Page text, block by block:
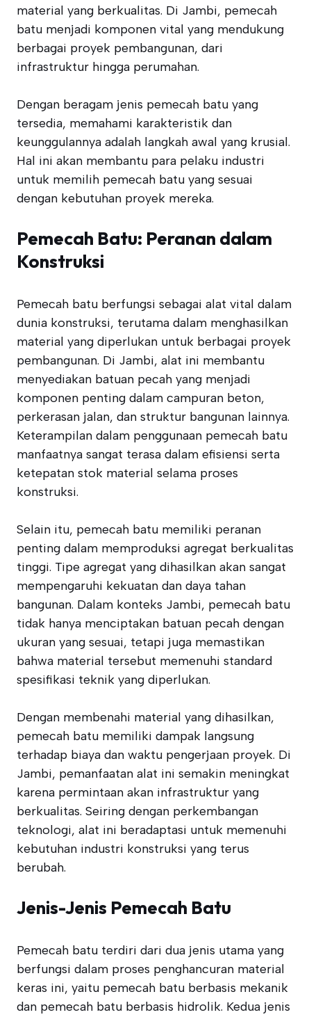
material yang berkualitas. Di Jambi, pemecah
batu menjadi komponen vital yang mendukung
berbagai proyek pembangunan, dari
infrastruktur hingga perumahan.
Dengan beragam jenis pemecah batu yang
tersedia, memahami karakteristik dan
keunggulannya adalah langkah awal yang krusial.
Hal ini akan membantu para pelaku industri
untuk memilih pemecah batu yang sesuai
dengan kebutuhan proyek mereka.
Pemecah Batu: Peranan dalam
Konstruksi
Pemecah batu berfungsi sebagai alat vital dalam
dunia konstruksi, terutama dalam menghasilkan
material yang diperlukan untuk berbagai proyek
pembangunan. Di Jambi, alat ini membantu
menyediakan batuan pecah yang menjadi
komponen penting dalam campuran beton,
perkerasan jalan, dan struktur bangunan lainnya.
Keterampilan dalam penggunaan pemecah batu
manfaatnya sangat terasa dalam efisiensi serta
ketepatan stok material selama proses
konstruksi.
Selain itu, pemecah batu memiliki peranan
penting dalam memproduksi agregat berkualitas
tinggi. Tipe agregat yang dihasilkan akan sangat
mempengaruhi kekuatan dan daya tahan
bangunan. Dalam konteks Jambi, pemecah batu
tidak hanya menciptakan batuan pecah dengan
ukuran yang sesuai, tetapi juga memastikan
bahwa material tersebut memenuhi standard
spesifikasi teknik yang diperlukan.
Dengan membenahi material yang dihasilkan,
pemecah batu memiliki dampak langsung
terhadap biaya dan waktu pengerjaan proyek. Di
Jambi, pemanfaatan alat ini semakin meningkat
karena permintaan akan infrastruktur yang
berkualitas. Seiring dengan perkembangan
teknologi, alat ini beradaptasi untuk memenuhi
kebutuhan industri konstruksi yang terus
berubah.
Jenis-Jenis Pemecah Batu
Pemecah batu terdiri dari dua jenis utama yang
berfungsi dalam proses penghancuran material
keras ini, yaitu pemecah batu berbasis mekanik
dan pemecah batu berbasis hidrolik. Kedua jenis